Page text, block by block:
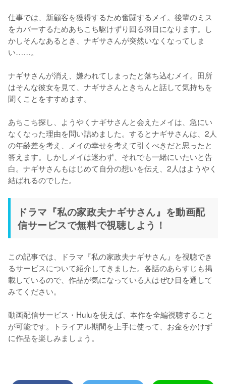
仕事では、新顧客を獲得するため奮闘するメイ。後輩のミス
をカバーするためあちこち駆けずり回る羽目になります。し
かしそんなあるとき、ナギサさんが突然いなくなってしま
い……。
ナギサさんが消え、嫌われてしまったと落ち込むメイ。田所
はそんな彼女を見て、ナギサさんときちんと話して気持ちを
聞くことをすすめます。
あちこち探し、ようやくナギサさんと会えたメイは、急にい
なくなった理由を問い詰めました。するとナギサさんは、2人
の年齢差を考え、メイの幸せを考えて引くべきだと思ったと
答えます。しかしメイは迷わず、それでも一緒にいたいと告
白。ナギサさんもはじめて自分の想いを伝え、2人はようやく
結ばれるのでした。
ドラマ『私の家政夫ナギサさん』を動画配
信サービスで無料で視聴しよう！
この記事では、ドラマ『私の家政夫ナギサさん』を視聴でき
るサービスについて紹介してきました。各話のあらすじも掲
載しているので、作品が気になっている人はぜひ目を通して
みてください。
動画配信サービス・Huluを使えば、本作を全編視聴すること
が可能です。トライアル期間を上手に使って、お金をかけず
に作品を楽しみましょう。